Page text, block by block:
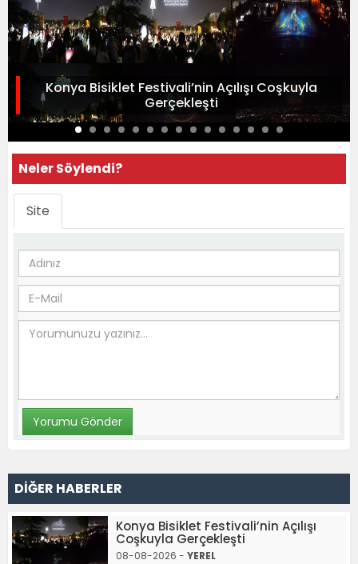
Konya Bisiklet Festivali’nin Açılışı Coşkuyla
Gerçekleşti
Neler Söylendi?
Site
DİĞER HABERLER
Konya Bisiklet Festivali’nin Açılışı
Coşkuyla Gerçekleşti
08-08-2026 - YEREL